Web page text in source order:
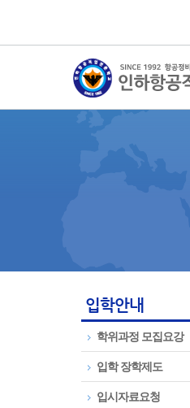
입학안내
학위과정 모집요강
입학 장학제도
입시자료요청